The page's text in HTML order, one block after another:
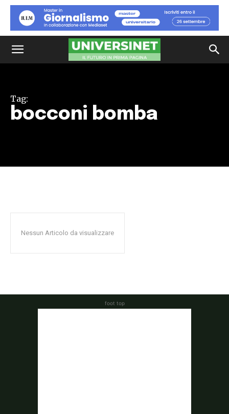
Tag:
bocconi bomba
Nessun Articolo da visualizzare
foot top